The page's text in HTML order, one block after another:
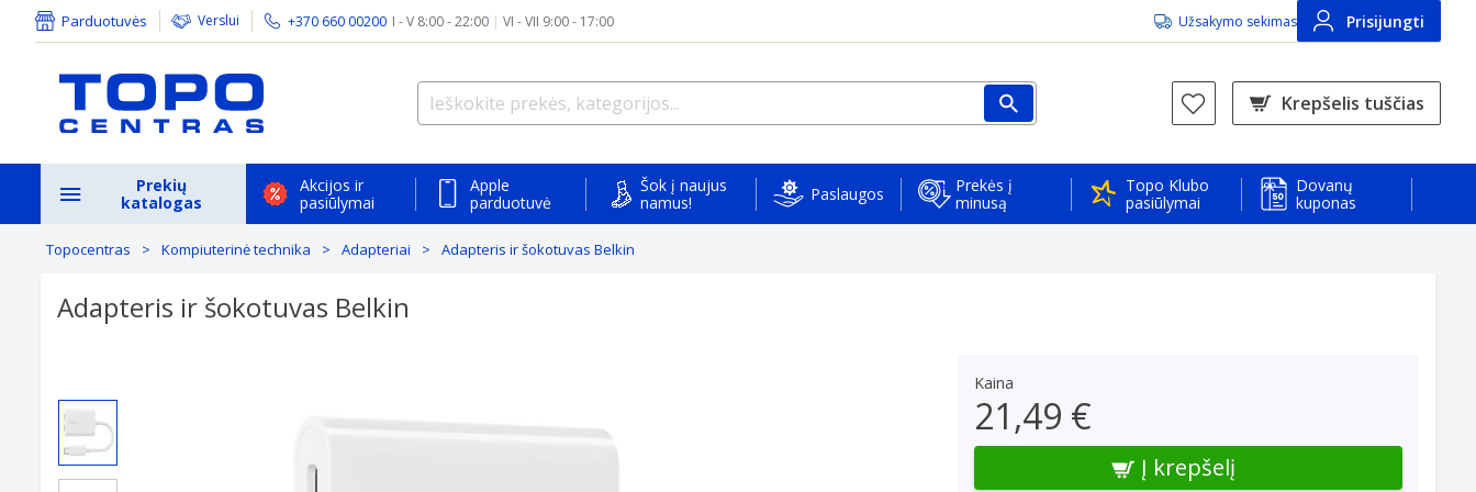
Parduotuvės Verslui +370 660 00200 I - V 8:00 - 22:00 | VI - VII 9:00 - 17:00 Užsakymo sekimas Prisijungti
Krepšelis tuščias
Prekių
katalogas
Akcijos ir
pasiūlymai
Apple
parduotuvė
Šok į naujus
namus!
Paslaugos
Prekės į
minusą
Topo Klubo
pasiūlymai
Dovanų
kuponas
Topocentras Kompiuterinė technika Adapteriai Adapteris ir šokotuvas Belkin
Adapteris ir šokotuvas Belkin
Kaina
21,49 €
Į krepšelį